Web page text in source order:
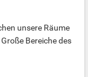
unsere Räume
Bereiche des